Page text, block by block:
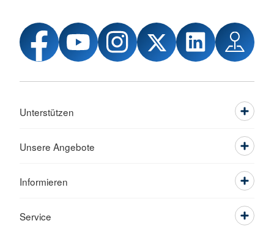
Unterstützen
Unsere Angebote
Informieren
Service